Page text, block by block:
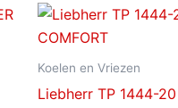
Koelen en Vriezen
Liebherr TP 1444-20